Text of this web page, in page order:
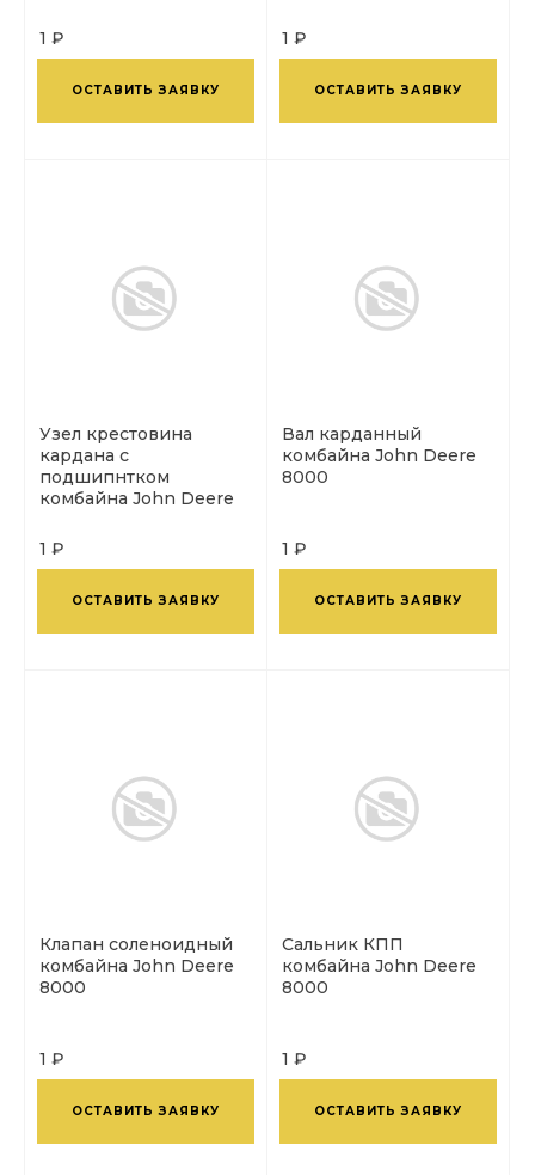
1 ₽
ОСТАВИТЬ ЗАЯВКУ
1 ₽
ОСТАВИТЬ ЗАЯВКУ
Узел крестовина
кардана с
подшипнтком
комбайна John Deere
1 ₽
ОСТАВИТЬ ЗАЯВКУ
Вал карданный
комбайна John Deere
8000
1 ₽
ОСТАВИТЬ ЗАЯВКУ
Клапан соленоидный
комбайна John Deere
8000
1 ₽
ОСТАВИТЬ ЗАЯВКУ
Сальник КПП
комбайна John Deere
8000
1 ₽
ОСТАВИТЬ ЗАЯВКУ